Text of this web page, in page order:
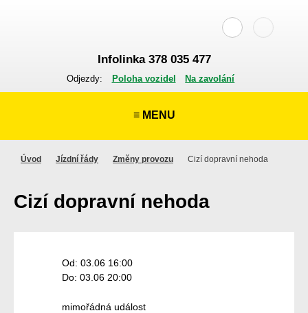
Infolinka 378 035 477
Odjezdy: Poloha vozidel Na zavolání
≡ MENU
Úvod Jízdní řády Změny provozu Cizí dopravní nehoda
Cizí dopravní nehoda
Od: 03.06 16:00
Do: 03.06 20:00
mimořádná událost